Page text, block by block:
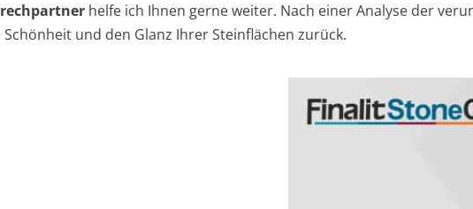
helfe ich Ihnen gerne weiter. Nach einer Analyse der
und den Glanz Ihrer Steinflächen zurück.